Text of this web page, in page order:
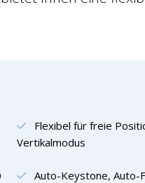
Flexibel für freie
Vertikalmodus
Auto-Keystone, Auto-